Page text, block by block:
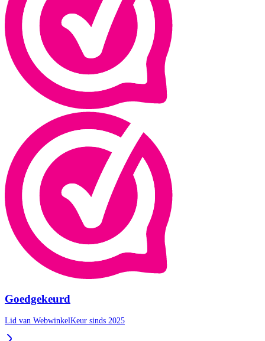
Goedgekeurd
Lid van WebwinkelKeur sinds 2025